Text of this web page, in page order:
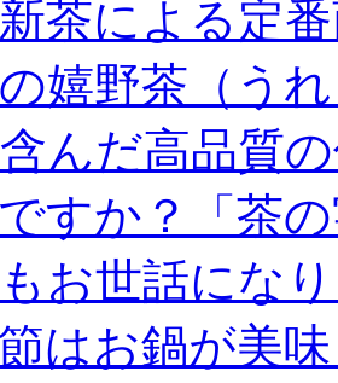
茶による定
嬉野茶（う
んだ高品質
すか？「茶
お世話にな
はお鍋が美